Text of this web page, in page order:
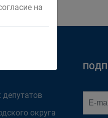
округа
на